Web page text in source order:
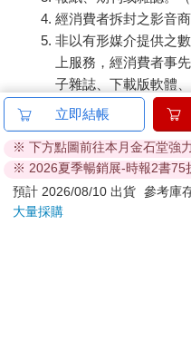
經消費者拆封之影音商
非以有形媒介提供之
上服務，經消費者事
子雜誌、下載版軟體
已拆封之個人衛生用
刀…等）
若非上列種類商品，均享
日）。
辦理退換貨時，商品（組
是您收到商品時的原始狀
立即結帳
※ 下方點圖前往本月金石堂強
※ 2026夏季暢銷展-時報2書75
預計 2026/08/10 出貨 參考庫
大量採購